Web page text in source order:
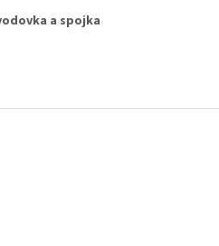
a spojka